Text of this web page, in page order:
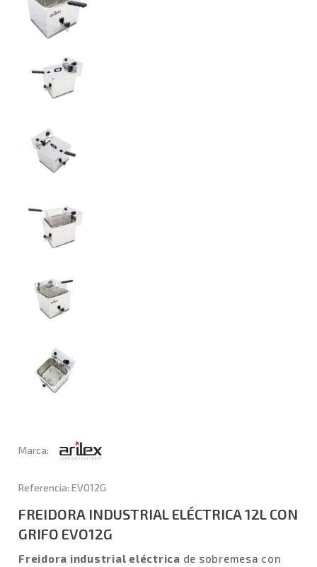
Marca:
Referencia: EVO12G
FREIDORA INDUSTRIAL ELÉCTRICA 12L CON
GRIFO EVO12G
Freidora industrial eléctrica de sobremesa con